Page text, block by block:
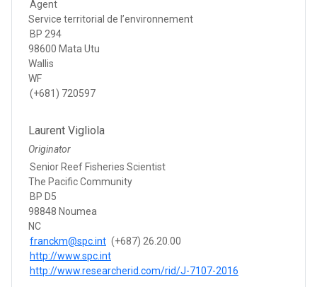
Agent
Service territorial de l’environnement
BP 294
98600 Mata Utu
Wallis
WF
(+681) 720597
Laurent Vigliola
Originator
Senior Reef Fisheries Scientist
The Pacific Community
BP D5
98848 Noumea
NC
franckm@spc.int (+687) 26.20.00
http://www.spc.int
http://www.researcherid.com/rid/J-7107-2016